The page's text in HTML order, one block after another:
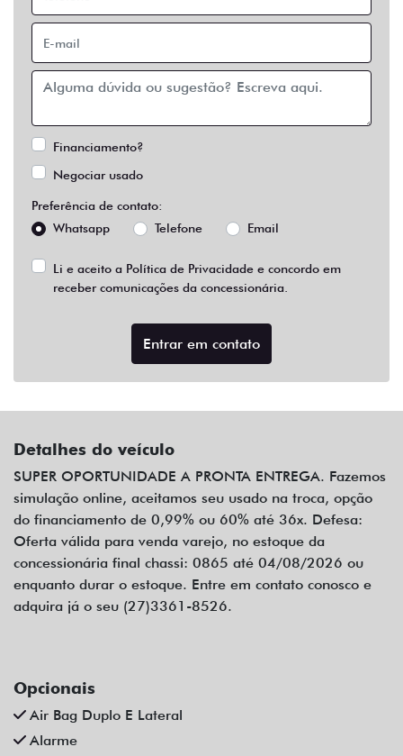
Financiamento?
Negociar usado
Preferência de contato:
Whatsapp
Telefone Email
Li e aceito a Política de Privacidade e concordo em
receber comunicações da concessionária.
Entrar em contato
Detalhes do veículo
SUPER OPORTUNIDADE A PRONTA ENTREGA. Fazemos
simulação online, aceitamos seu usado na troca, opção
do financiamento de 0,99% ou 60% até 36x. Defesa:
Oferta válida para venda varejo, no estoque da
concessionária final chassi: 0865 até 04/08/2026 ou
enquanto durar o estoque. Entre em contato conosco e
adquira já o seu (27)3361-8526.
Opcionais
Air Bag Duplo E Lateral
Alarme